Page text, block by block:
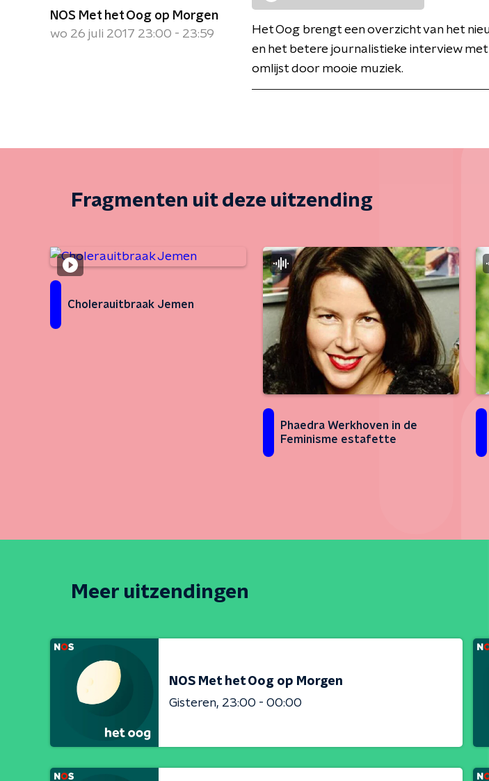
NOS Met het Oog op Morgen
wo 26 juli 2017 23:00 - 23:59
Het Oog brengt een overzicht van het
en het betere journalistieke interview met
omlijst door mooie muziek.
Fragmenten uit deze uitzending
Cholerauitbraak Jemen
Phaedra Werkhoven in de
Feminisme estafette
Meer uitzendingen
NOS Met het Oog op Morgen
Gisteren 23:00 - 00:00